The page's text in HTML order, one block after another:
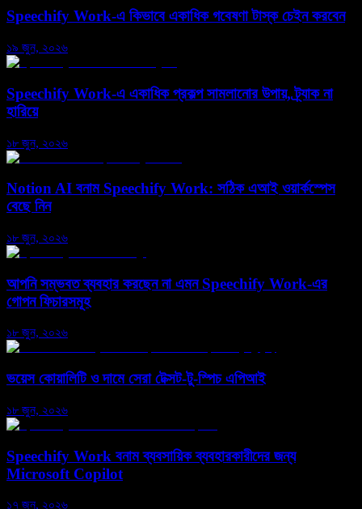
Speechify Work-এ কিভাবে একাধিক গবেষণা টাস্ক চেইন করবেন
১৯ জুন, ২০২৬
Speechify Work-এ একাধিক প্রকল্প সামলানোর উপায়, ট্র্যাক না
হারিয়ে
১৮ জুন, ২০২৬
Notion AI বনাম Speechify Work: সঠিক এআই ওয়ার্কস্পেস
বেছে নিন
১৮ জুন, ২০২৬
আপনি সম্ভবত ব্যবহার করছেন না এমন Speechify Work-এর
গোপন ফিচারসমূহ
১৮ জুন, ২০২৬
ভয়েস কোয়ালিটি ও দামে সেরা টেক্সট-টু-স্পিচ এপিআই
১৮ জুন, ২০২৬
Speechify Work বনাম ব্যবসায়িক ব্যবহারকারীদের জন্য
Microsoft Copilot
১৭ জুন, ২০২৬